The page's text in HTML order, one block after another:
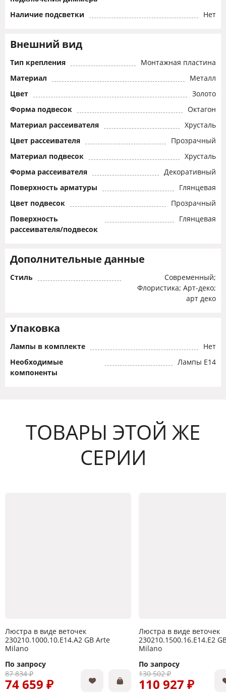
Наличие подсветки
Нет
Внешний вид
Тип крепления
Монтажная пластина
Материал
Металл
Цвет
Золото
Форма подвесок
Октагон
Материал рассеивателя
Хрусталь
Цвет рассеивателя
Прозрачный
Материал подвесок
Хрусталь
Форма рассеивателя
Декоративный
Поверхность арматуры
Глянцевая
Цвет подвесок
Прозрачный
Поверхность
рассеивателя/подвесок
Глянцевая
Дополнительные данные
Стиль
Современный;
Флористика; Арт-деко;
арт деко
Упаковка
Лампы в комплекте
Нет
Необходимые
компоненты
Лампы Е14
ТОВАРЫ ЭТОЙ ЖЕ
СЕРИИ
Люстра в виде веточек
230210.1000.10.E14.A2 GB Arte
Milano
По запросу
87 834 ₽
74 659 ₽
Люстра в виде веточек
230210.1500.16.E14.E2
Milano
По запросу
130 502 ₽
110 927 ₽